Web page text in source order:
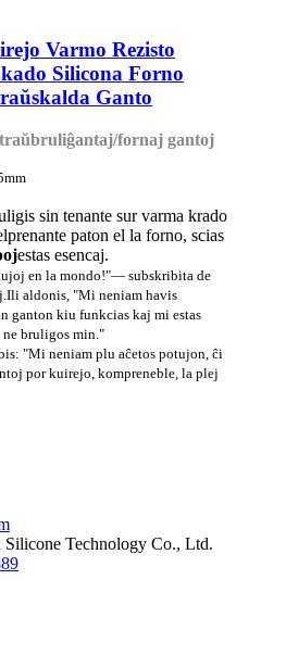
Varmo Rezisto
Silicona Forno
Ganto
fornaj gantoj
sin tenante sur varma krado
paton el la forno, scias
estas esencaj.
en la mondo!"— subskribita de
aldonis, "Mi neniam havis
ganton kiu funkcias kaj mi estas
ne bruligos min."
"Mi neniam plu aĉetos potujon, ĉi
por kuirejo, kompreneble, la plej
Silicone Technology Co., Ltd.